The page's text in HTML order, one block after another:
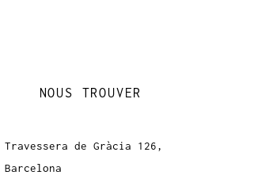
NOUS TROUVER
Travessera de Gràcia 126,
Barcelona